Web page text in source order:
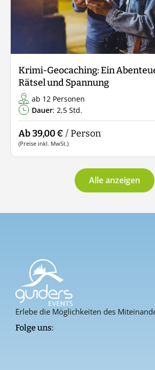
Krimi-Geocaching: Ein
Rätsel und Spannung
ab 12 Personen
Dauer: 2,5 Std.
Ab 39,00 € / Person
(Preise inkl. MwSt.)
Alle anzeigen
Erlebe die Möglichkeiten des
Folge uns: